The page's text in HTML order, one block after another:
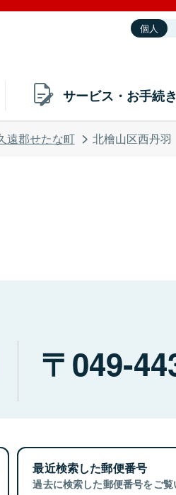
個人
サービス・お手続き
遠郡せたな町 北檜山区西丹羽
049-
最近検索した郵便番号
過去に検索した郵便番号をご覧